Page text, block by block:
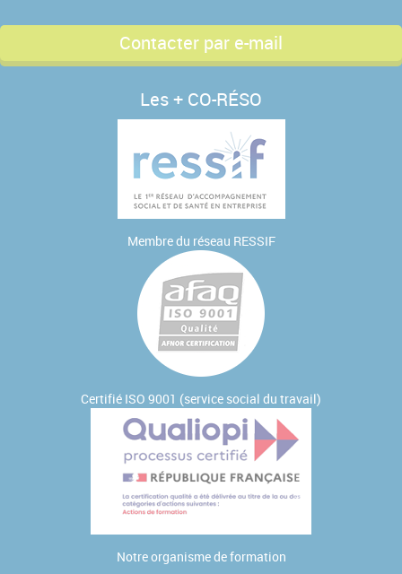
Contacter par e-mail
Les + CO-RÉSO
Membre du réseau RESSIF
Certifié ISO 9001 (service social du travail)
Notreorganisme de formation